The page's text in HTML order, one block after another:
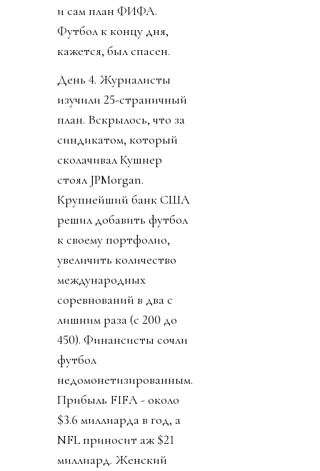
и сам план ФИФА.
Футбол к концу дня,
кажется, был спасен.
День 4. Журналисты
изучили 25-страничный
план. Вскрылось, что за
синдикатом, который
сколачивал Кушнер
стоял JPMorgan.
Крупнейший банк США
решил добавить футбол
к своему портфолио,
увеличить количество
международных
соревнований в два с
лишним раза (с 200 до
450). Финансисты сочли
футбол
недомонетизированным.
Прибыль FIFA - около
$3.6 миллиарда в год, а
NFL приносит аж $21
миллиард. Женский